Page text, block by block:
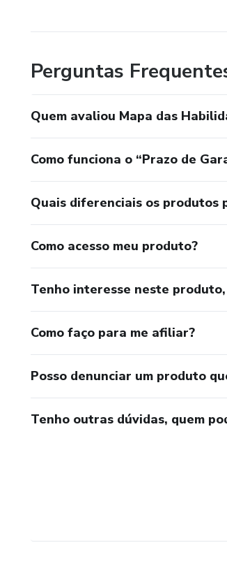
Perguntas
Quem avaliou Mapa das
Como funciona o “Prazo de
Quais diferenciais os produtos
Como acesso meu produto?
Tenho interesse neste
Como faço para me afiliar?
Posso denunciar um produto
Tenho outras dúvidas, quem